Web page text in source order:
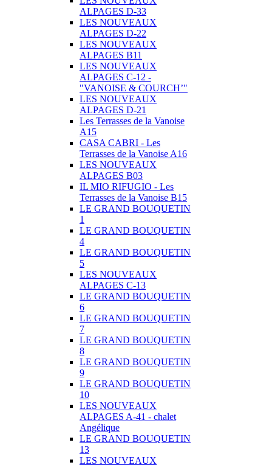
ALPAGES D-33
LES NOUVEAUX
ALPAGES D-22
LES NOUVEAUX
ALPAGES B11
LES NOUVEAUX
ALPAGES C-12 -
"VANOISE & COURCH’"
LES NOUVEAUX
ALPAGES D-21
Les Terrasses de la Vanoise
A15
CASA CABRI - Les
Terrasses de la Vanoise A16
LES NOUVEAUX
ALPAGES B03
IL MIO RIFUGIO - Les
Terrasses de la Vanoise B15
LE GRAND BOUQUETIN
1
LE GRAND BOUQUETIN
4
LE GRAND BOUQUETIN
5
LES NOUVEAUX
ALPAGES C-13
LE GRAND BOUQUETIN
6
LE GRAND BOUQUETIN
7
LE GRAND BOUQUETIN
8
LE GRAND BOUQUETIN
9
LE GRAND BOUQUETIN
10
LES NOUVEAUX
ALPAGES A-41 - chalet
Angélique
LE GRAND BOUQUETIN
13
LES NOUVEAUX